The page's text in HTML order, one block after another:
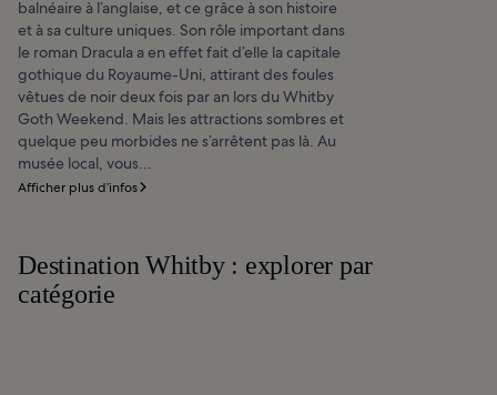
balnéaire à l’anglaise, et ce grâce à son histoire
et à sa culture uniques. Son rôle important dans
le roman Dracula a en effet fait d’elle la capitale
gothique du Royaume-Uni, attirant des foules
vêtues de noir deux fois par an lors du Whitby
Goth Weekend. Mais les attractions sombres et
quelque peu morbides ne s’arrêtent pas là. Au
musée local, vous...
Afficher plus d’infos
Destination Whitby : explorer par
catégorie